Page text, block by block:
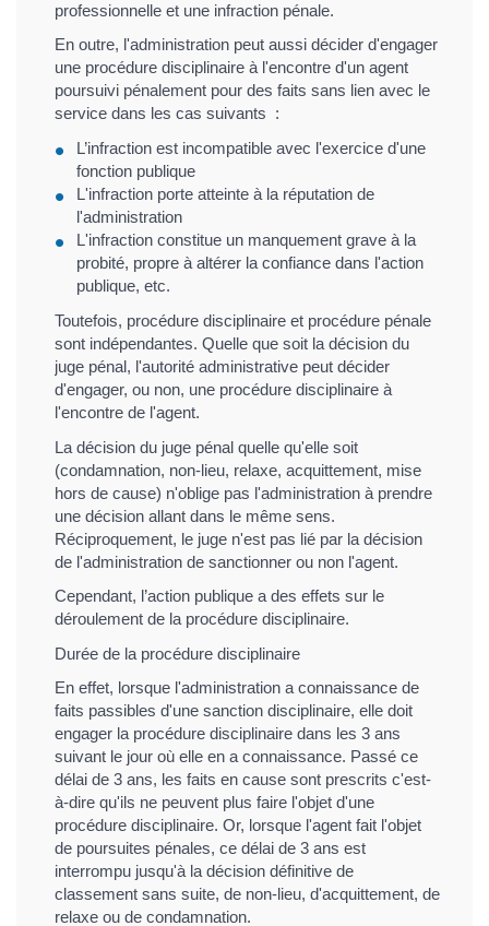
professionnelle et une infraction pénale.
En outre, l'administration peut aussi décider d'engager
une procédure disciplinaire à l'encontre d'un agent
poursuivi pénalement pour des faits sans lien avec le
service dans les cas suivants :
L’infraction est incompatible avec l'exercice d'une
fonction publique
L'infraction porte atteinte à la réputation de
l'administration
L'infraction constitue un manquement grave à la
probité, propre à altérer la confiance dans l'action
publique, etc.
Toutefois, procédure disciplinaire et procédure pénale
sont indépendantes. Quelle que soit la décision du
juge pénal, l'autorité administrative peut décider
d'engager, ou non, une procédure disciplinaire à
l'encontre de l'agent.
La décision du juge pénal quelle qu'elle soit
(condamnation, non-lieu, relaxe, acquittement, mise
hors de cause) n'oblige pas l'administration à prendre
une décision allant dans le même sens.
Réciproquement, le juge n'est pas lié par la décision
de l'administration de sanctionner ou non l'agent.
Cependant, l’action publique a des effets sur le
déroulement de la procédure disciplinaire.
Durée de la procédure disciplinaire
En effet, lorsque l'administration a connaissance de
faits passibles d'une sanction disciplinaire, elle doit
engager la procédure disciplinaire dans les 3 ans
suivant le jour où elle en a connaissance. Passé ce
délai de 3 ans, les faits en cause sont prescrits c'est-
à-dire qu'ils ne peuvent plus faire l'objet d'une
procédure disciplinaire. Or, lorsque l'agent fait l'objet
de poursuites pénales, ce délai de 3 ans est
interrompu jusqu'à la décision définitive de
classement sans suite, de non-lieu, d'acquittement, de
relaxe ou de condamnation.